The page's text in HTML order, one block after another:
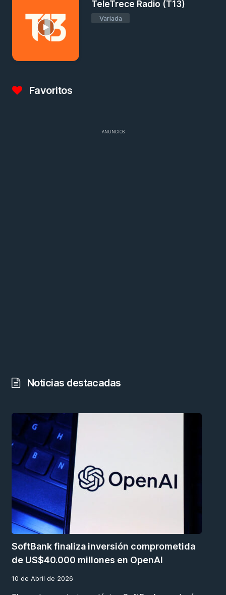
TeleTrece Radio (T13)
Variada
Favoritos
ANUNCIOS
Noticias destacadas
SoftBank finaliza inversión comprometida
de US$40.000 millones en OpenAI
10 de Abril de 2026